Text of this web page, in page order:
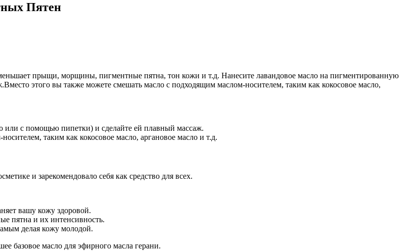
Пятен
прыщи, морщины, пигментные пятна, тон кожи и т.д. Нанесите лавандовое масло на пигментированную
этого вы также можете смешать масло с подходящим маслом-носителем, таким как кокосовое масло,
или с помощью пипетки) и сделайте ей плавный массаж.
таким как кокосовое масло, аргановое масло и т.д.
и зарекомендовало себя как средство для всех.
вашу кожу здоровой.
пятна и их интенсивность.
делая кожу молодой.
базовое масло для эфирного масла герани.